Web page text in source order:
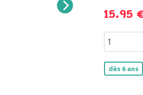
15.95
dès 6 ans